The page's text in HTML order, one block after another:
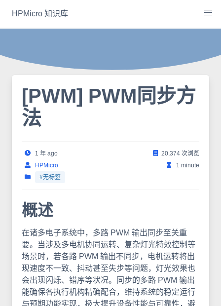
content
HPMicro 知识库
[PWM] PWM同步方
法
1 年 ago
20,374 次浏览
HPMicro
1 minute
#无标签
概述
在诸多电子系统中，多路 PWM 输出同步至关重
要。当涉及多电机协同运转、复杂灯光特效控制等
场景时，若各路 PWM 输出不同步，电机运转将出
现速度不一致、抖动甚至失步等问题，灯光效果也
会出现闪烁、错序等状况。同步的多路 PWM 输出
能确保各执行机构精确配合，维持系统的稳定运行
与预期功能实现，极大提升设备性能与可靠性，避